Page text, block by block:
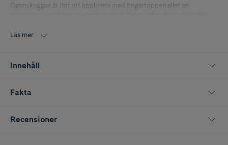
Ögonskuggan är lätt att applicera med fingertoppen eller en
samtidigt som resultatet håller hela dagen utan att bli skrynkligt.
Läs mer
Innehåll
Fakta
Recensioner